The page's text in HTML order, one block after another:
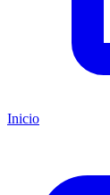
Inicio